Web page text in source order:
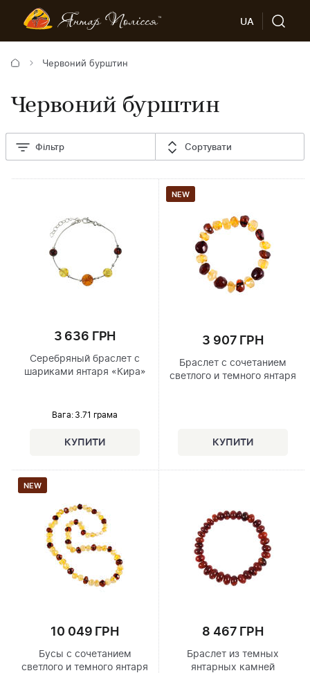
UA
Червоний бурштин
Червоний бурштин
Фільтр Сортувати
3 636 ГРН
Серебряный браслет с
шариками янтаря «Кира»
Вага: 3.71 грама
NEW
3 907 ГРН
Браслет с сочетанием
светлого и темного янтаря
NEW
10 049 ГРН
Бусы с сочетанием
светлого и темного янтаря
8 467 ГРН
Браслет из темных
янтарных камней